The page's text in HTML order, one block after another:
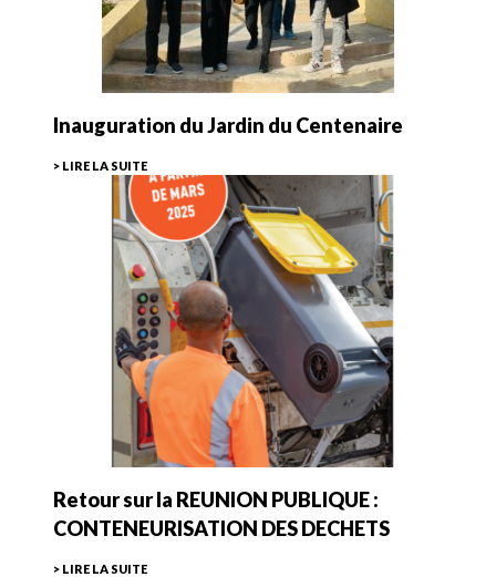
Inauguration du Jardin du Centenaire
> LIRE LA SUITE
Retour sur la REUNION PUBLIQUE :
CONTENEURISATION DES DECHETS
> LIRE LA SUITE